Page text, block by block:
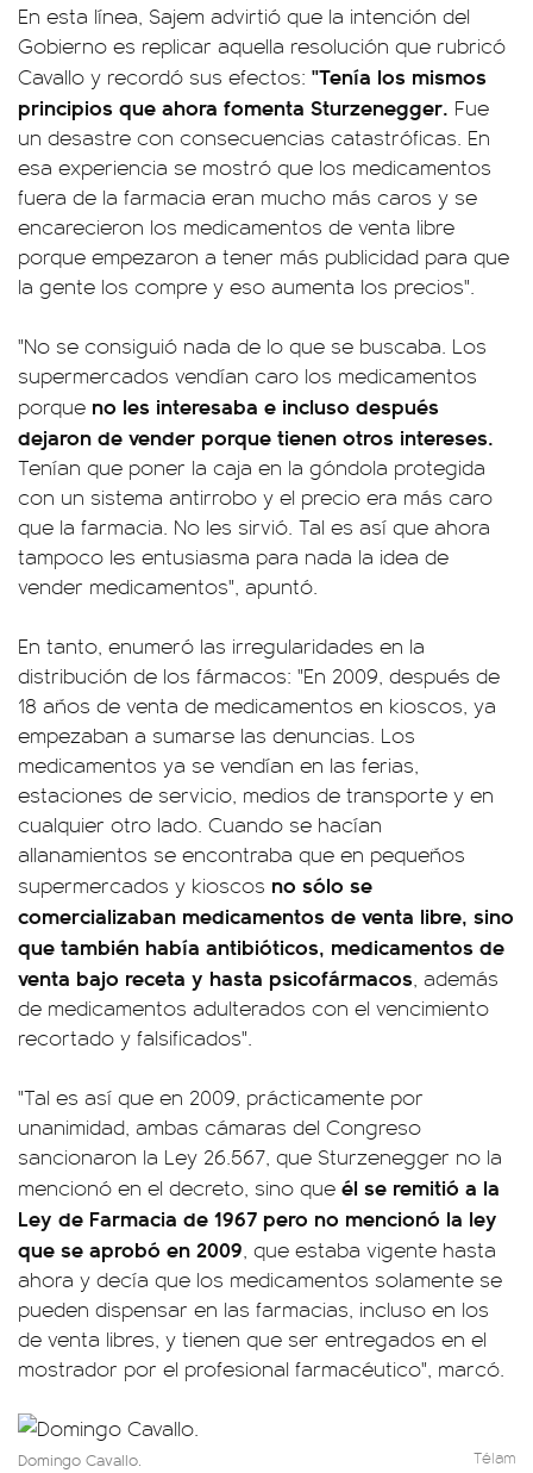
En esta línea, Sajem advirtió que la intención del
Gobierno es replicar aquella resolución que rubricó
Cavallo y recordó sus efectos: "Tenía los mismos
principios que ahora fomenta Sturzenegger. Fue
un desastre con consecuencias catastróficas. En
esa experiencia se mostró que los medicamentos
fuera de la farmacia eran mucho más caros y se
encarecieron los medicamentos de venta libre
porque empezaron a tener más publicidad para que
la gente los compre y eso aumenta los precios".
"No se consiguió nada de lo que se buscaba. Los
supermercados vendían caro los medicamentos
porque no les interesaba e incluso después
dejaron de vender porque tienen otros intereses.
Tenían que poner la caja en la góndola protegida
con un sistema antirrobo y el precio era más caro
que la farmacia. No les sirvió. Tal es así que ahora
tampoco les entusiasma para nada la idea de
vender medicamentos", apuntó.
En tanto, enumeró las irregularidades en la
distribución de los fármacos: "En 2009, después de
18 años de venta de medicamentos en kioscos, ya
empezaban a sumarse las denuncias. Los
medicamentos ya se vendían en las ferias,
estaciones de servicio, medios de transporte y en
cualquier otro lado. Cuando se hacían
allanamientos se encontraba que en pequeños
supermercados y kioscos no sólo se
comercializaban medicamentos de venta libre, sino
que también había antibióticos, medicamentos de
venta bajo receta y hasta psicofármacos, además
de medicamentos adulterados con el vencimiento
recortado y falsificados".
"Tal es así que en 2009, prácticamente por
unanimidad, ambas cámaras del Congreso
sancionaron la Ley 26.567, que Sturzenegger no la
mencionó en el decreto, sino que él se remitió a la
Ley de Farmacia de 1967 pero no mencionó la ley
que se aprobó en 2009, que estaba vigente hasta
ahora y decía que los medicamentos solamente se
pueden dispensar en las farmacias, incluso en los
de venta libres, y tienen que ser entregados en el
mostrador por el profesional farmacéutico", marcó.
Domingo Cavallo. Télam